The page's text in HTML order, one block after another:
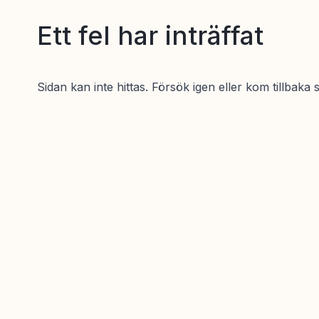
Ett fel har inträffat
Sidan kan inte hittas. Försök igen eller kom tillbaka